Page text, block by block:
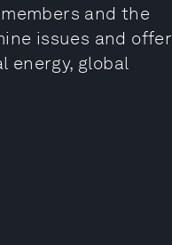
and the
issues and offer
energy, global